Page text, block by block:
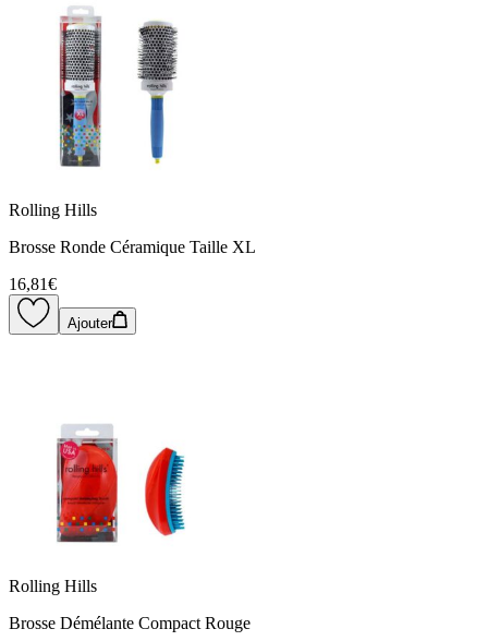
Rolling Hills
Brosse Ronde Céramique Taille XL
16,81€
Ajouter
Rolling Hills
Brosse Démélante Compact Rouge